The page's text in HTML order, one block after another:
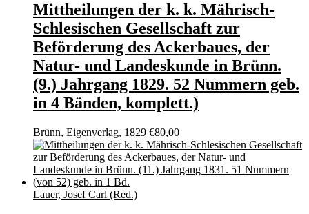
Mittheilungen der k. k. Mährisch-
Schlesischen Gesellschaft zur
Beförderung des Ackerbaues, der
Natur- und Landeskunde in Brünn.
(9.) Jahrgang 1829. 52 Nummern geb.
in 4 Bänden, komplett.)
Brünn, Eigenverlag, 1829 €80,00
Lauer, Josef Carl (Red.)